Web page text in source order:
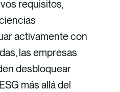
requisitos,
activamente con
las empresas
desbloquear
más allá del